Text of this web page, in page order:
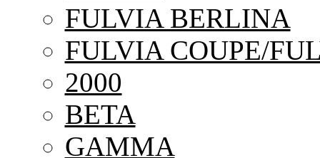
FULVIA BERLINA
FULVIA COUPE/
2000
BETA
GAMMA